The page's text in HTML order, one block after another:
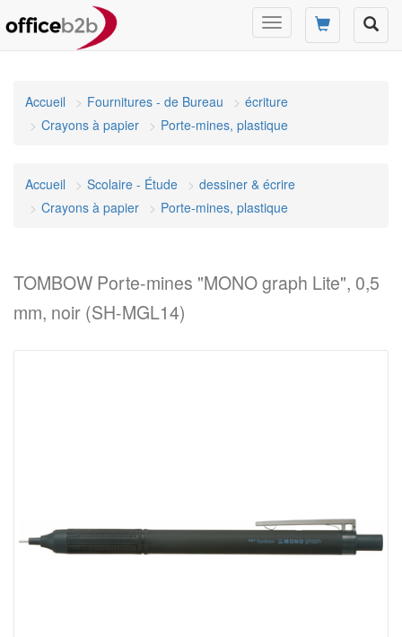
Changer
mode
Accueil
Fournitures - de Bureau
écriture
Crayons à papier
Porte-mines, plastique
Accueil Scolaire - Étude
dessiner & écrire
Crayons à papier
Porte-mines, plastique
TOMBOW Porte-mines "MONO graph Lite", 0,5
mm, noir (SH-MGL14)